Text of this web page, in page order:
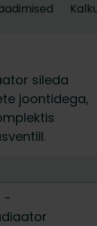
sileda
joontidega,
-